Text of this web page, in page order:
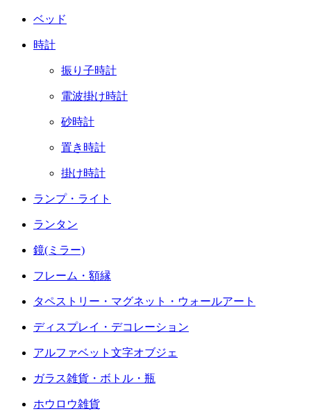
ベッド
時計
振り子時計
電波掛け時計
砂時計
置き時計
掛け時計
ランプ・ライト
ランタン
鏡(ミラー)
フレーム・額縁
タペストリー・マグネット・ウォールアート
ディスプレイ・デコレーション
アルファベット文字オブジェ
ガラス雑貨・ボトル・瓶
ホウロウ雑貨